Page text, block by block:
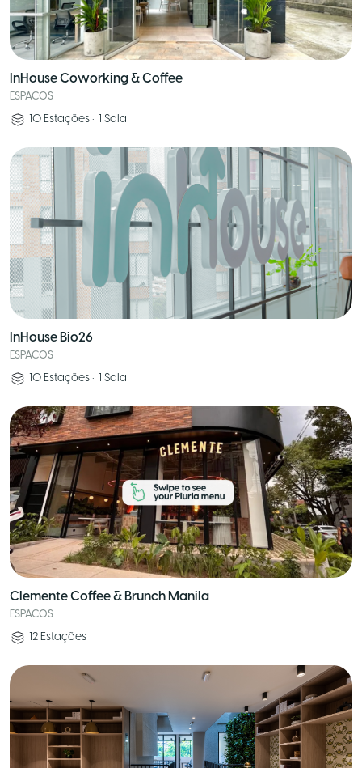
InHouse Coworking & Coffee
ESPACOS
10 Estações • 1 Sala
InHouse Bio26
ESPACOS
10 Estações • 1 Sala
Clemente Coffee & Brunch Manila
ESPACOS
12 Estações